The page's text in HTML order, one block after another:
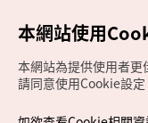
本網站使用
本網站為提供使用者
請同意使用Cookie設定